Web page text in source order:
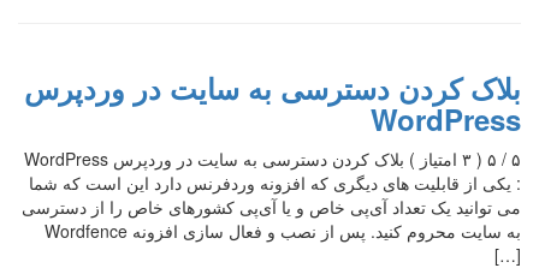
بلاک کردن دسترسی به سایت در وردپرس
WordPress
۵ / ۵ ( ۳ امتیاز ) بلاک کردن دسترسی به سایت در وردپرس WordPress
: یکی از قابلیت های دیگری که افزونه وردفرنس دارد این است که شما
می توانید یک تعداد آی‌پی خاص و یا آی‌پی کشورهای خاص را از دسترسی
به سایت محروم کنید. پس از نصب و فعال سازی افزونه Wordfence
[…]